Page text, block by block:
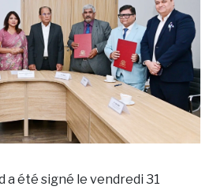
a été signé le vendredi 31